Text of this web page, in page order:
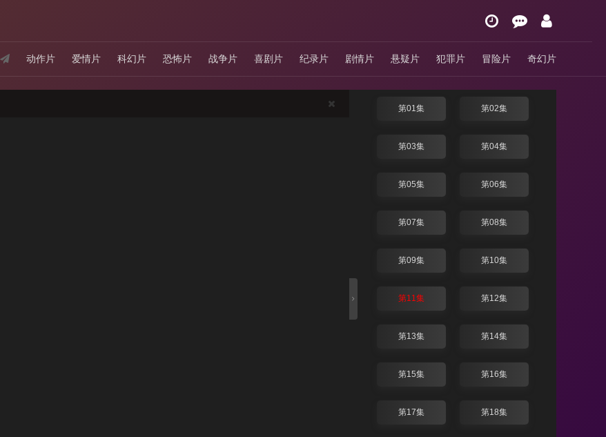
动作片 爱情片 科幻片 恐怖片 战争片 喜剧片 纪录片 剧情片 悬疑片 犯罪片 冒险片 奇幻片
月下禁爱
换线路
4.0分/ 泰剧 / 泰国 / 2024
第01集 第02集
第03集 第04集
第05集 第06集
第07集 第08集
第09集 第10集
第11集 第12集
第13集 第14集
第15集 第16集
第17集 第18集